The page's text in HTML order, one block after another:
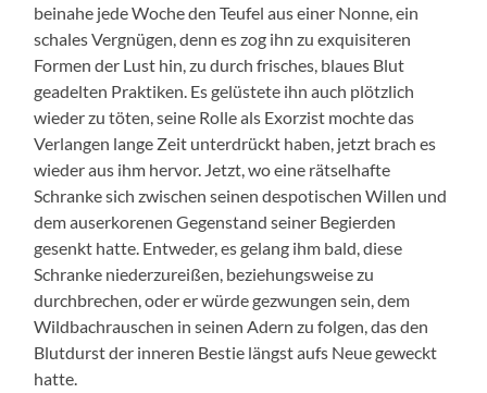
beinahe jede Woche den Teufel aus einer Nonne, ein
schales Vergnügen, denn es zog ihn zu exquisiteren
Formen der Lust hin, zu durch frisches, blaues Blut
geadelten Praktiken. Es gelüstete ihn auch plötzlich
wieder zu töten, seine Rolle als Exorzist mochte das
Verlangen lange Zeit unterdrückt haben, jetzt brach es
wieder aus ihm hervor. Jetzt, wo eine rätselhafte
Schranke sich zwischen seinen despotischen Willen und
dem auserkorenen Gegenstand seiner Begierden
gesenkt hatte. Entweder, es gelang ihm bald, diese
Schranke niederzureißen, beziehungsweise zu
durchbrechen, oder er würde gezwungen sein, dem
Wildbachrauschen in seinen Adern zu folgen, das den
Blutdurst der inneren Bestie längst aufs Neue geweckt
hatte.